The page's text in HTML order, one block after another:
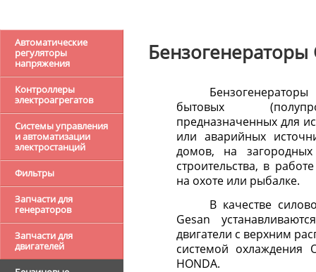
Автоматические
регуляторы
напряжения
Контроллеры
электроагрегатов
Системы управления
и автоматизации
электростанций
Фильтры
Запчасти для
генераторов
Запчасти для
двигателей
Бензогенераторы
бытовых
предназначенных для
или аварийных
домов, на
строительства, в
на охоте или рыбалке.
В качестве
Gesan
двигатели с верхним
системой охлаждения
HONDA.